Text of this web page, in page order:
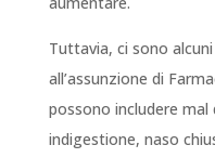
Tuttavia, ci sono
all’assunzione di
possono includere
indigestione, naso